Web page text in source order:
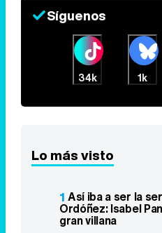
Síguenos
34k 1k
Lo más visto
1 Así iba a ser la
Ordóñez: Isabel
gran villana